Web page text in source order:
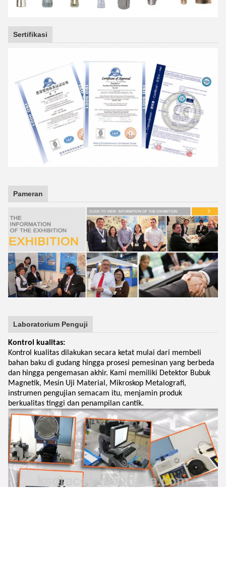
Sertifikasi
Pameran
Laboratorium Penguji
Kontrol kualitas:
Kontrol kualitas dilakukan secara ketat mulai dari membeli
bahan baku di gudang hingga prosesi pemesinan yang berbeda
dan hingga pengemasan akhir. Kami memiliki Detektor Bubuk
Magnetik, Mesin Uji Material, Mikroskop Metalografi,
instrumen pengujian semacam itu, menjamin produk
berkualitas tinggi dan penampilan cantik.